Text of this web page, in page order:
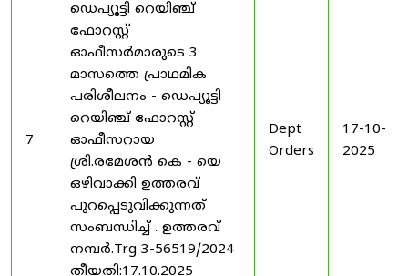
7
ഡെപ്യൂട്ടി റെയിഞ്ച്
ഫോറസ്റ്റ്
ഓഫീസർമാരുടെ 3
മാസത്തെ പ്രാഥമിക
പരിശീലനം - ഡെപ്യൂട്ടി
റെയിഞ്ച് ഫോറസ്റ്റ്
ഓഫീസറായ
ശ്രി.രമേശൻ കെ - യെ
ഒഴിവാക്കി ഉത്തരവ്
പുറപ്പെടുവിക്കുന്നത്
സംബന്ധിച്ച് . ഉത്തരവ്
നമ്പർ.Trg 3-56519/2024
തീയതി:17.10.2025
Dept
Orders
17-10-
2025